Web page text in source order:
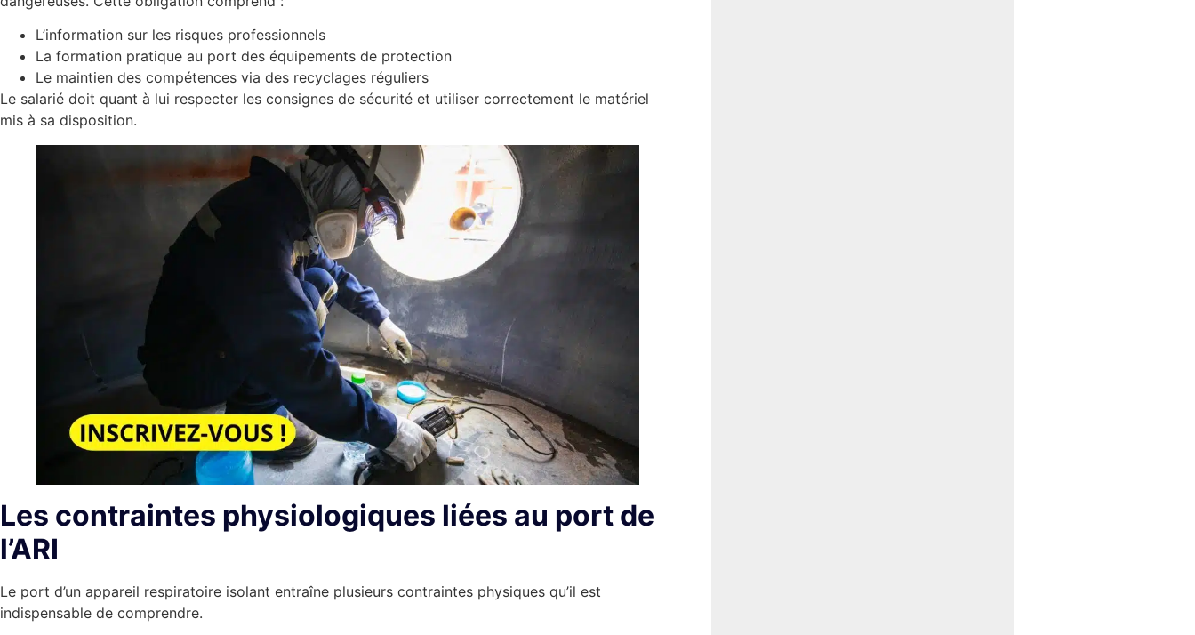
L’information sur les risques professionnels
La formation pratique au port des équipements de protection
Le maintien des compétences via des recyclages réguliers
Le salarié doit quant à lui respecter les consignes de sécurité et utiliser correctement le matériel
mis à sa disposition.
Les contraintes physiologiques liées au port de
l’ARI
Le port d’un appareil respiratoire isolant entraîne plusieurs contraintes physiques qu’il est
indispensable de comprendre.